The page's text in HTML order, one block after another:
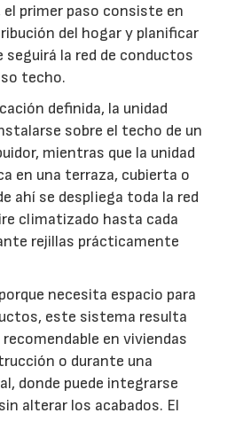
primer paso consiste en
del hogar y planificar
seguirá la red de conductos
techo.
definida, la unidad
sobre el techo de un
mientras que la unidad
en una terraza, cubierta o
ahí se despliega toda la red
climatizado hasta cada
rejillas prácticamente
necesita espacio para
este sistema resulta
en viviendas
o durante una
donde puede integrarse
alterar los acabados. El